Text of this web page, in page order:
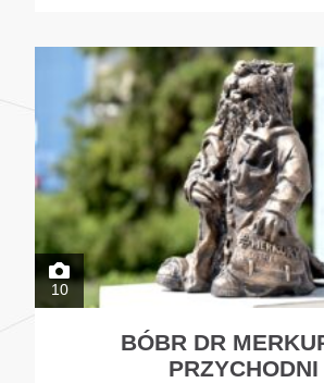
10
BÓBR DR
PRZYCHODNI